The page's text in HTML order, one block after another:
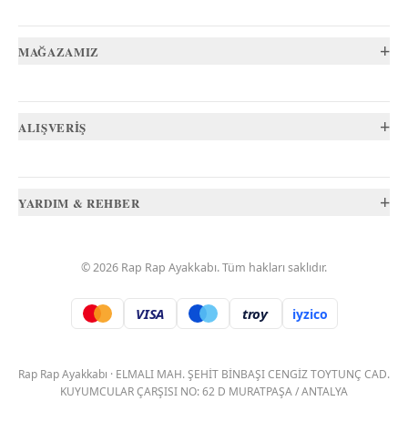
MAĞAZAMIZ +
ALIŞVERİŞ +
YARDIM & REHBER +
©2026 Rap Rap Ayakkabı. Tüm hakları saklıdır.
VISA troy. iyzico
Rap Rap Ayakkabı · ELMALI MAH. ŞEHİT BİNBAŞI CENGİZ TOYTUNÇ CAD.
KUYUMCULAR ÇARŞISI NO: 62 D MURATPAŞA / ANTALYA